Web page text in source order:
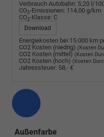
Verbrauch Autobahn: 5,20 l/
CO2-Emissionen: 114,00 g/km
CO2-Klasse: C
Download
Energiekosten bei 15.000 km
CO2 Kosten (niedrig) (Kosten
CO2 Kosten (mittel) (Kosten
CO2 Kosten (hoch) (Kosten
Jahressteuer: 58,- €
Außenfarbe